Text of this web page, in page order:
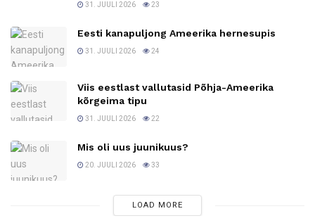
31. JUULI 2026 23
Eesti kanapuljong Ameerika hernesupis
31. JUULI 2026 24
Viis eestlast vallutasid Põhja-Ameerika
kõrgeima tipu
31. JUULI 2026 22
Mis oli uus juunikuus?
20. JUULI 2026 33
LOAD MORE